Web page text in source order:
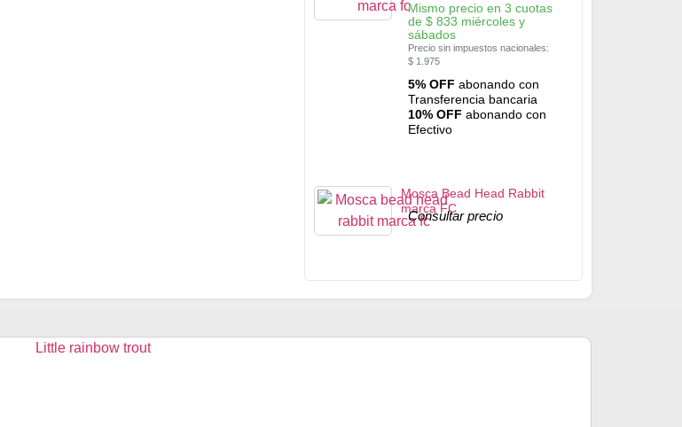
Mismo precio en 3 cuotas
de$ 833 miércoles y
sábados
Precio sin impuestos nacionales:
$ 1.975
5% OFF abonando con
Transferencia bancaria
10% OFF abonando con
Efectivo
Mosca Bead Head Rabbit
marca FC
Consultar precio